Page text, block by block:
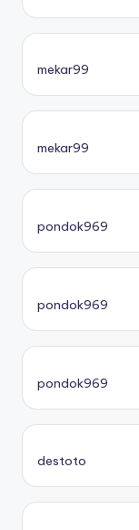
mekar99
mekar99
pondok969
pondok969
pondok969
destoto